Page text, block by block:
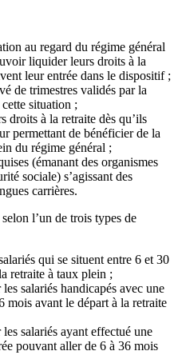
au regard du régime général
liquider leurs droits à la
leur entrée dans le dispositif ;
de trimestres validés par la
situation ;
droits à la retraite dès qu’ils
permettant de bénéficier de la
du régime général ;
(émanant des organismes
sociale) s’agissant des
carrières.
l’un de trois types de
qui se situent entre 6 et 30
retraite à taux plein ;
salariés handicapés avec une
mois avant le départ à la retraite
salariés ayant effectué une
pouvant aller de 6 à 36 mois